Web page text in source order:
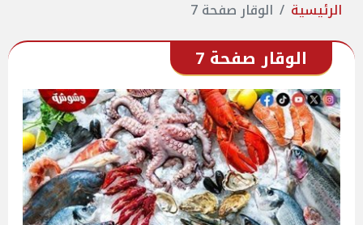
الرئيسية الوقار صفحة 7
الوقار صفحة 7